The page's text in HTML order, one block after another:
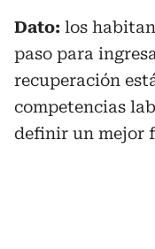
Dato: los
paso para
recuperación
competencias
definir un mejor